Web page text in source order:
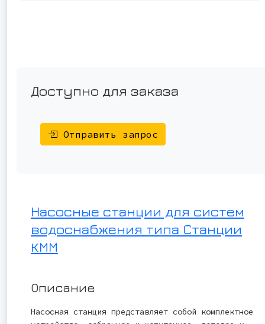
Доступно для заказа
Отправить запрос
Насосные станции для систем
водоснабжения типа Станции
КММ
Описание
Насосная станция представляет собой комплектное